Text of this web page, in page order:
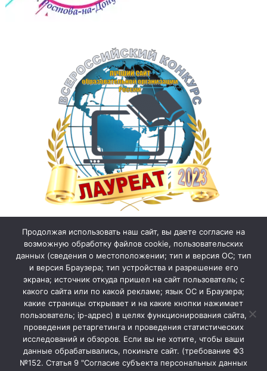
Продолжая использовать наш сайт, вы даете согласие на
возможную обработку файлов cookie, пользовательских
данных (сведения о местоположении; тип и версия ОС; тип
и версия Браузера; тип устройства и разрешение его
экрана; источник откуда пришел на сайт пользователь; с
какого сайта или по какой рекламе; язык ОС и Браузера;
какие страницы открывает и на какие кнопки нажимает
пользователь; ip-адрес) в целях функционирования сайта,
проведения ретаргетинга и проведения статистических
исследований и обзоров. Если вы не хотите, чтобы ваши
данные обрабатывались, покиньте сайт. (требование ФЗ
№152. Статья 9 "Согласие субъекта персональных данных